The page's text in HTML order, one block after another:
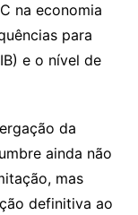
na economia
para
e o nível de
da
ainda não
mas
definitiva ao